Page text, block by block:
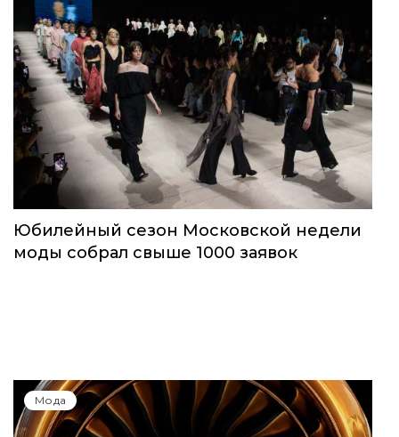
Юбилейный сезон Московской недели
моды собрал свыше 1000 заявок
Мода